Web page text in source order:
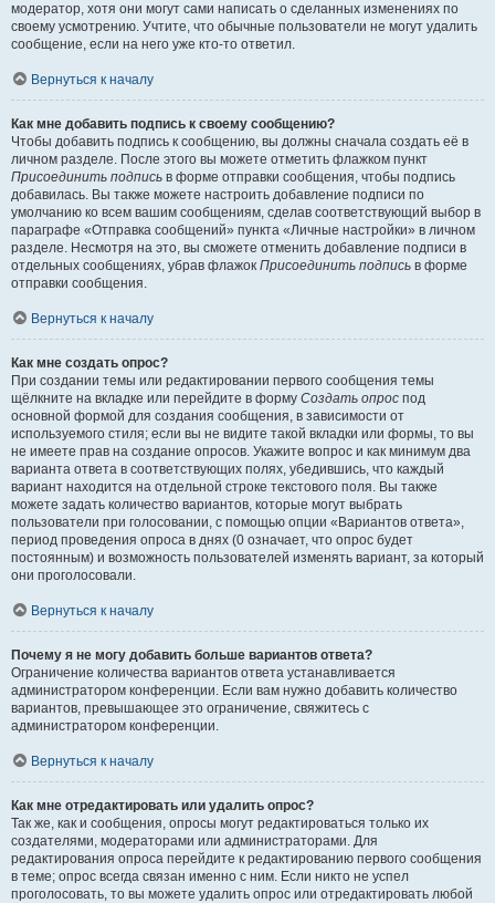
модератор, хотя они могут сами написать о сделанных изменениях по
своему усмотрению. Учтите, что обычные пользователи не могут удалить
сообщение, если на него уже кто-то ответил.
Вернуться к началу
Как мне добавить подпись к своему сообщению?
Чтобы добавить подпись к сообщению, вы должны сначала создать её в
личном разделе. После этого вы можете отметить флажком пункт
Присоединить подпись в форме отправки сообщения, чтобы подпись
добавилась. Вы также можете настроить добавление подписи по
умолчанию ко всем вашим сообщениям, сделав соответствующий выбор в
параграфе «Отправка сообщений» пункта «Личные настройки» в личном
разделе. Несмотря на это, вы сможете отменить добавление подписи в
отдельных сообщениях, убрав флажок Присоединить подпись в форме
отправки сообщения.
Вернуться к началу
Как мне создать опрос?
При создании темы или редактировании первого сообщения темы
щёлкните на вкладке или перейдите в форму Создать опрос под
основной формой для создания сообщения, в зависимости от
используемого стиля; если вы не видите такой вкладки или формы, то вы
не имеете прав на создание опросов. Укажите вопрос и как минимум два
варианта ответа в соответствующих полях, убедившись, что каждый
вариант находится на отдельной строке текстового поля. Вы также
можете задать количество вариантов, которые могут выбрать
пользователи при голосовании, с помощью опции «Вариантов ответа»,
период проведения опроса в днях (0 означает, что опрос будет
постоянным) и возможность пользователей изменять вариант, за который
они проголосовали.
Вернуться к началу
Почему я не могу добавить больше вариантов ответа?
Ограничение количества вариантов ответа устанавливается
администратором конференции. Если вам нужно добавить количество
вариантов, превышающее это ограничение, свяжитесь с
администратором конференции.
Вернуться к началу
Как мне отредактировать или удалить опрос?
Так же, как и сообщения, опросы могут редактироваться только их
создателями, модераторами или администраторами. Для
редактирования опроса перейдите к редактированию первого сообщения
в теме; опрос всегда связан именно с ним. Если никто не успел
проголосовать, то вы можете удалить опрос или отредактировать любой